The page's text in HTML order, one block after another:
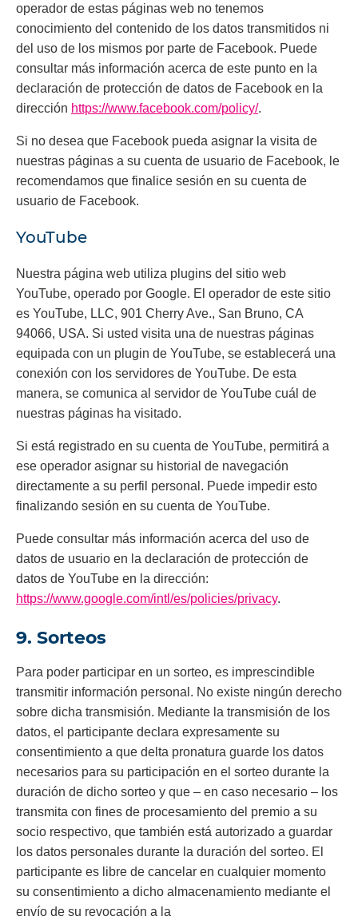
operador de estas páginas web no tenemos
conocimiento del contenido de los datos transmitidos ni
del uso de los mismos por parte de Facebook. Puede
consultar más información acerca de este punto en la
declaración de protección de datos de Facebook en la
dirección https://www.facebook.com/policy/.
Si no desea que Facebook pueda asignar la visita de
nuestras páginas a su cuenta de usuario de Facebook, le
recomendamos que finalice sesión en su cuenta de
usuario de Facebook.
YouTube
Nuestra página web utiliza plugins del sitio web
YouTube, operado por Google. El operador de este sitio
es YouTube, LLC, 901 Cherry Ave., San Bruno, CA
94066, USA. Si usted visita una de nuestras páginas
equipada con un plugin de YouTube, se establecerá una
conexión con los servidores de YouTube. De esta
manera, se comunica al servidor de YouTube cuál de
nuestras páginas ha visitado.
Si está registrado en su cuenta de YouTube, permitirá a
ese operador asignar su historial de navegación
directamente a su perfil personal. Puede impedir esto
finalizando sesión en su cuenta de YouTube.
Puede consultar más información acerca del uso de
datos de usuario en la declaración de protección de
datos de YouTube en la dirección:
https://www.google.com/intl/es/policies/privacy.
9. Sorteos
Para poder participar en un sorteo, es imprescindible
transmitir información personal. No existe ningún derecho
sobre dicha transmisión. Mediante la transmisión de los
datos, el participante declara expresamente su
consentimiento a que delta pronatura guarde los datos
necesarios para su participación en el sorteo durante la
duración de dicho sorteo y que – en caso necesario – los
transmita con fines de procesamiento del premio a su
socio respectivo, que también está autorizado a guardar
los datos personales durante la duración del sorteo. El
participante es libre de cancelar en cualquier momento
su consentimiento a dicho almacenamiento mediante el
envío de su revocación a la